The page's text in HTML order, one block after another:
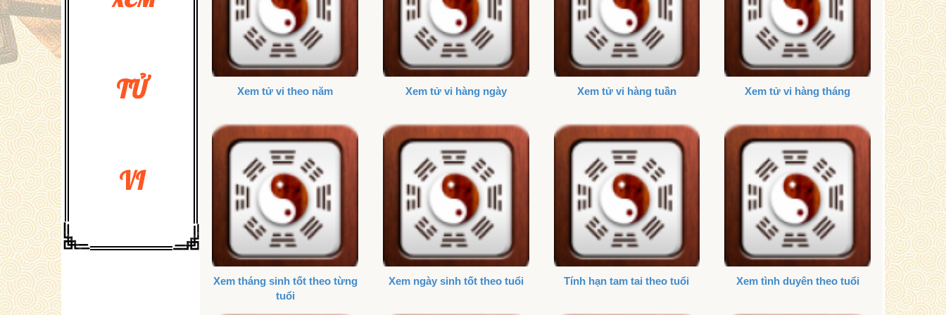
TỬ
VI
Xem tử vi theo năm Xem tử vi hàng ngày Xem tử vi hàng tuần Xem tử vi hàng tháng
Xem tháng sinh tốt theo từng
tuổi
Xem ngày sinh tốt theo tuổi Tính hạn tam tai theo tuổi Xem tình duyên theo tuổi